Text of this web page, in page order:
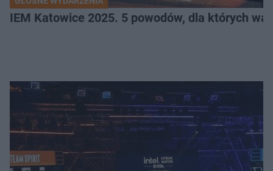
IEM Katowice 2025. 5 powodów, dla których